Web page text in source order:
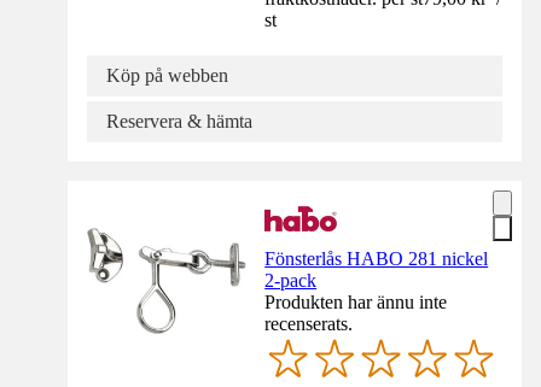
st
Köp på webben
Reservera & hämta
Fönsterlås HABO 281 nickel
2-pack
Produkten har ännu inte
recenserats.